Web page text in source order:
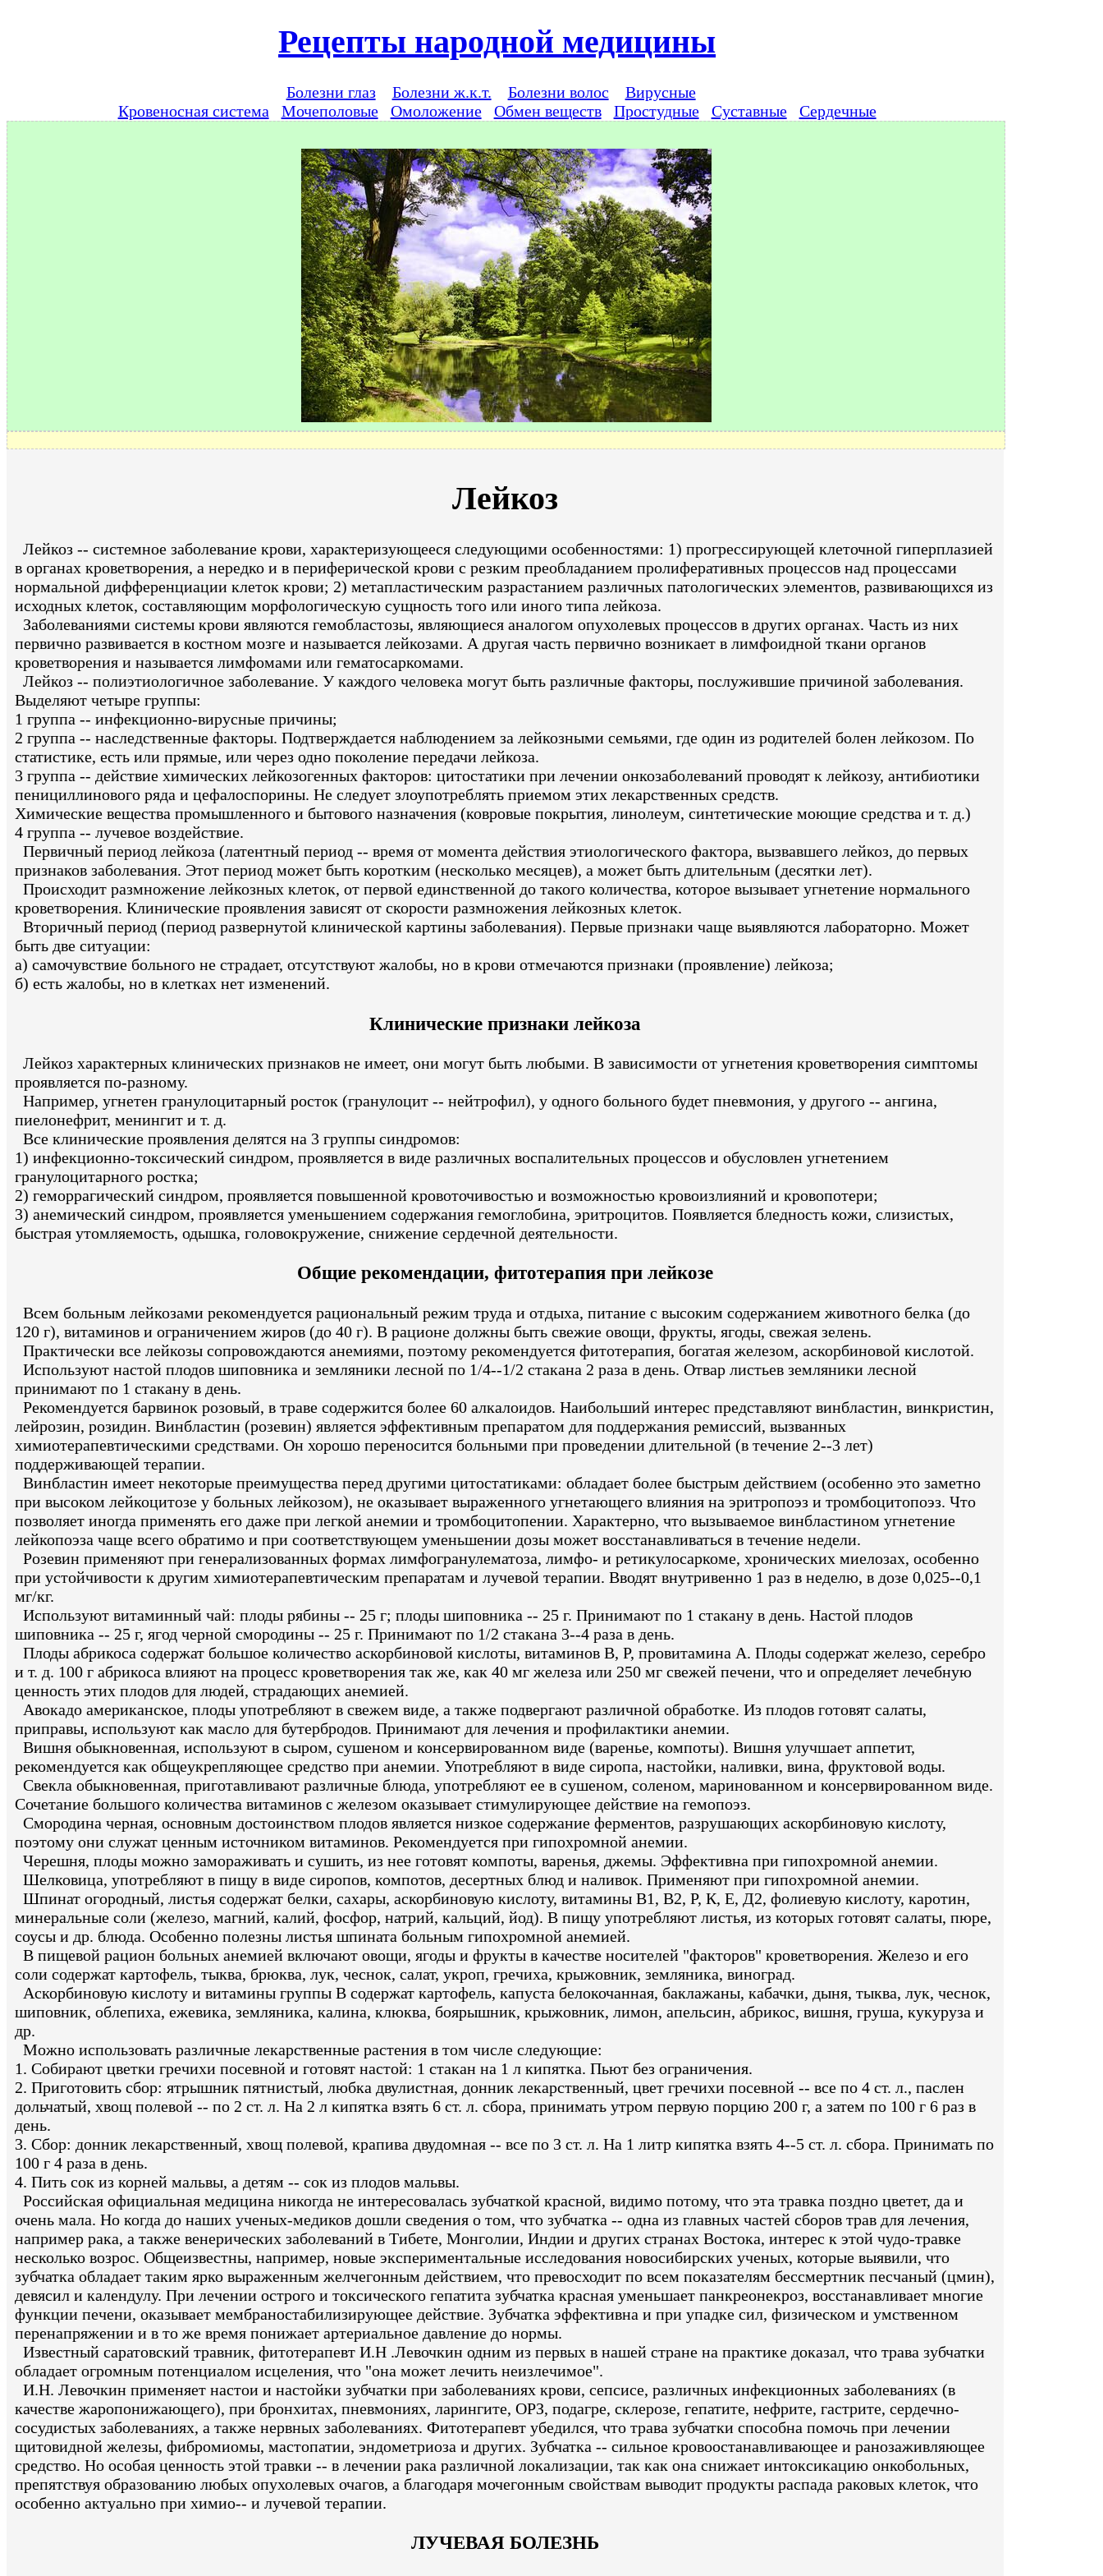
Рецепты народной медицины
Болезни глаз Болезни ж.к.т. Болезни волос
Вирусные
Кровеносная система
Мочеполовые Омоложение Обмен веществ Простудные Суставные Сердечные
Лейкоз
Лейкоз -- системное заболевание крови, характеризующееся следующими особенностями: 1) прогрессирующей клеточной гиперплазией
в органах кроветворения, а нередко и в периферической крови с резким преобладанием пролиферативных процессов над процессами
нормальной дифференциации клеток крови; 2) метапластическим разрастанием различных патологических элементов, развивающихся из
исходных клеток, составляющим морфологическую сущность того или иного типа лейкоза.
Заболеваниями системы крови являются гемобластозы, являющиеся аналогом опухолевых процессов в других органах. Часть из них
первично развивается в костном мозге и называется лейкозами. А другая часть первично возникает в лимфоидной ткани органов
кроветворения и называется лимфомами или гематосаркомами.
Лейкоз -- полиэтиологичное заболевание. У каждого человека могут быть различные факторы, послужившие причиной заболевания.
Выделяют четыре группы:
1 группа -- инфекционно-вирусные причины;
2 группа -- наследственные факторы. Подтверждается наблюдением за лейкозными семьями, где один из родителей болен лейкозом. По
статистике, есть или прямые, или через одно поколение передачи лейкоза.
3 группа -- действие химических лейкозогенных факторов: цитостатики при лечении онкозаболеваний проводят к лейкозу, антибиотики
пенициллинового ряда и цефалоспорины. Не следует злоупотреблять приемом этих лекарственных средств.
Химические вещества промышленного и бытового назначения (ковровые покрытия, линолеум, синтетические моющие средства и т. д.)
4 группа -- лучевое воздействие.
Первичный период лейкоза (латентный период -- время от момента действия этиологического фактора, вызвавшего лейкоз, до первых
признаков заболевания. Этот период может быть коротким (несколько месяцев), а может быть длительным (десятки лет).
Происходит размножение лейкозных клеток, от первой единственной до такого количества, которое вызывает угнетение нормального
кроветворения. Клинические проявления зависят от скорости размножения лейкозных клеток.
Вторичный период (период развернутой клинической картины заболевания). Первые признаки чаще выявляются лабораторно. Может
быть две ситуации:
а) самочувствие больного не страдает, отсутствуют жалобы, но в крови отмечаются признаки (проявление) лейкоза;
б) есть жалобы, но в клетках нет изменений.
Клинические признаки лейкоза
Лейкоз характерных клинических признаков не имеет, они могут быть любыми. В зависимости от угнетения кроветворения симптомы
проявляется по-разному.
Например, угнетен гранулоцитарный росток (гранулоцит -- нейтрофил), у одного больного будет пневмония, у другого -- ангина,
пиелонефрит, менингит и т. д.
Все клинические проявления делятся на 3 группы синдромов:
1) инфекционно-токсический синдром, проявляется в виде различных воспалительных процессов и обусловлен угнетением
гранулоцитарного ростка;
2) геморрагический синдром, проявляется повышенной кровоточивостью и возможностью кровоизлияний и кровопотери;
3) анемический синдром, проявляется уменьшением содержания гемоглобина, эритроцитов. Появляется бледность кожи, слизистых,
быстрая утомляемость, одышка, головокружение, снижение сердечной деятельности.
Общие рекомендации, фитотерапия при лейкозе
Всем больным лейкозами рекомендуется рациональный режим труда и отдыха, питание с высоким содержанием животного белка (до
120 г), витаминов и ограничением жиров (до 40 г). В рационе должны быть свежие овощи, фрукты, ягоды, свежая зелень.
Практически все лейкозы сопровождаются анемиями, поэтому рекомендуется фитотерапия, богатая железом, аскорбиновой кислотой.
Используют настой плодов шиповника и земляники лесной по 1/4--1/2 стакана 2 раза в день. Отвар листьев земляники лесной
принимают по 1 стакану в день.
Рекомендуется барвинок розовый, в траве содержится более 60 алкалоидов. Наибольший интерес представляют винбластин, винкристин,
лейрозин, розидин. Винбластин (розевин) является эффективным препаратом для поддержания ремиссий, вызванных
химиотерапевтическими средствами. Он хорошо переносится больными при проведении длительной (в течение 2--3 лет)
поддерживающей терапии.
Винбластин имеет некоторые преимущества перед другими цитостатиками: обладает более быстрым действием (особенно это заметно
при высоком лейкоцитозе у больных лейкозом), не оказывает выраженного угнетающего влияния на эритропоэз и тромбоцитопоэз. Что
позволяет иногда применять его даже при легкой анемии и тромбоцитопении. Характерно, что вызываемое винбластином угнетение
лейкопоэза чаще всего обратимо и при соответствующем уменьшении дозы может восстанавливаться в течение недели.
Розевин применяют при генерализованных формах лимфогранулематоза, лимфо- и ретикулосаркоме, хронических миелозах, особенно
при устойчивости к другим химиотерапевтическим препаратам и лучевой терапии. Вводят внутривенно 1 раз в неделю, в дозе 0,025--0,1
мг/кг.
Используют витаминный чай: плоды рябины -- 25 г; плоды шиповника -- 25 г. Принимают по 1 стакану в день. Настой плодов
шиповника -- 25 г, ягод черной смородины -- 25 г. Принимают по 1/2 стакана 3--4 раза в день.
Плоды абрикоса содержат большое количество аскорбиновой кислоты, витаминов В, Р, провитамина А. Плоды содержат железо, серебро
и т. д. 100 г абрикоса влияют на процесс кроветворения так же, как 40 мг железа или 250 мг свежей печени, что и определяет лечебную
ценность этих плодов для людей, страдающих анемией.
Авокадо американское, плоды употребляют в свежем виде, а также подвергают различной обработке. Из плодов готовят салаты,
приправы, используют как масло для бутербродов. Принимают для лечения и профилактики анемии.
Вишня обыкновенная, используют в сыром, сушеном и консервированном виде (варенье, компоты). Вишня улучшает аппетит,
рекомендуется как общеукрепляющее средство при анемии. Употребляют в виде сиропа, настойки, наливки, вина, фруктовой воды.
Свекла обыкновенная, приготавливают различные блюда, употребляют ее в сушеном, соленом, маринованном и консервированном виде.
Сочетание большого количества витаминов с железом оказывает стимулирующее действие на гемопоэз.
Смородина черная, основным достоинством плодов является низкое содержание ферментов, разрушающих аскорбиновую кислоту,
поэтому они служат ценным источником витаминов. Рекомендуется при гипохромной анемии.
Черешня, плоды можно замораживать и сушить, из нее готовят компоты, варенья, джемы. Эффективна при гипохромной анемии.
Шелковица, употребляют в пищу в виде сиропов, компотов, десертных блюд и наливок. Применяют при гипохромной анемии.
Шпинат огородный, листья содержат белки, сахары, аскорбиновую кислоту, витамины В1, В2, Р, К, Е, Д2, фолиевую кислоту, каротин,
минеральные соли (железо, магний, калий, фосфор, натрий, кальций, йод). В пищу употребляют листья, из которых готовят салаты, пюре,
соусы и др. блюда. Особенно полезны листья шпината больным гипохромной анемией.
В пищевой рацион больных анемией включают овощи, ягоды и фрукты в качестве носителей "факторов" кроветворения. Железо и его
соли содержат картофель, тыква, брюква, лук, чеснок, салат, укроп, гречиха, крыжовник, земляника, виноград.
Аскорбиновую кислоту и витамины группы В содержат картофель, капуста белокочанная, баклажаны, кабачки, дыня, тыква, лук, чеснок,
шиповник, облепиха, ежевика, земляника, калина, клюква, боярышник, крыжовник, лимон, апельсин, абрикос, вишня, груша, кукуруза и
др.
Можно использовать различные лекарственные растения в том числе следующие:
1. Собирают цветки гречихи посевной и готовят настой: 1 стакан на 1 л кипятка. Пьют без ограничения.
2. Приготовить сбор: ятрышник пятнистый, любка двулистная, донник лекарственный, цвет гречихи посевной -- все по 4 ст. л., паслен
дольчатый, хвощ полевой -- по 2 ст. л. На 2 л кипятка взять 6 ст. л. сбора, принимать утром первую порцию 200 г, а затем по 100 г 6 раз в
день.
3. Сбор: донник лекарственный, хвощ полевой, крапива двудомная -- все по 3 ст. л. На 1 литр кипятка взять 4--5 ст. л. сбора. Принимать по
100 г 4 раза в день.
4. Пить сок из корней мальвы, а детям -- сок из плодов мальвы.
Российская официальная медицина никогда не интересовалась зубчаткой красной, видимо потому, что эта травка поздно цветет, да и
очень мала. Но когда до наших ученых-медиков дошли сведения о том, что зубчатка -- одна из главных частей сборов трав для лечения,
например рака, а также венерических заболеваний в Тибете, Монголии, Индии и других странах Востока, интерес к этой чудо-травке
несколько возрос. Общеизвестны, например, новые экспериментальные исследования новосибирских ученых, которые выявили, что
зубчатка обладает таким ярко выраженным желчегонным действием, что превосходит по всем показателям бессмертник песчаный (цмин),
девясил и календулу. При лечении острого и токсического гепатита зубчатка красная уменьшает панкреонекроз, восстанавливает многие
функции печени, оказывает мембраностабилизирующее действие. Зубчатка эффективна и при упадке сил, физическом и умственном
перенапряжении и в то же время понижает артериальное давление до нормы.
Известный саратовский травник, фитотерапевт И.Н .Левочкин одним из первых в нашей стране на практике доказал, что трава зубчатки
обладает огромным потенциалом исцеления, что "она может лечить неизлечимое".
И.Н. Левочкин применяет настои и настойки зубчатки при заболеваниях крови, сепсисе, различных инфекционных заболеваниях (в
качестве жаропонижающего), при бронхитах, пневмониях, ларингите, ОРЗ, подагре, склерозе, гепатите, нефрите, гастрите, сердечно-
сосудистых заболеваниях, а также нервных заболеваниях. Фитотерапевт убедился, что трава зубчатки способна помочь при лечении
щитовидной железы, фибромиомы, мастопатии, эндометриоза и других. Зубчатка -- сильное кровоостанавливающее и ранозаживляющее
средство. Но особая ценность этой травки -- в лечении рака различной локализации, так как она снижает интоксикацию онкобольных,
препятствуя образованию любых опухолевых очагов, а благодаря мочегонным свойствам выводит продукты распада раковых клеток, что
особенно актуально при химио-- и лучевой терапии.
ЛУЧЕВАЯ БОЛЕЗНЬ